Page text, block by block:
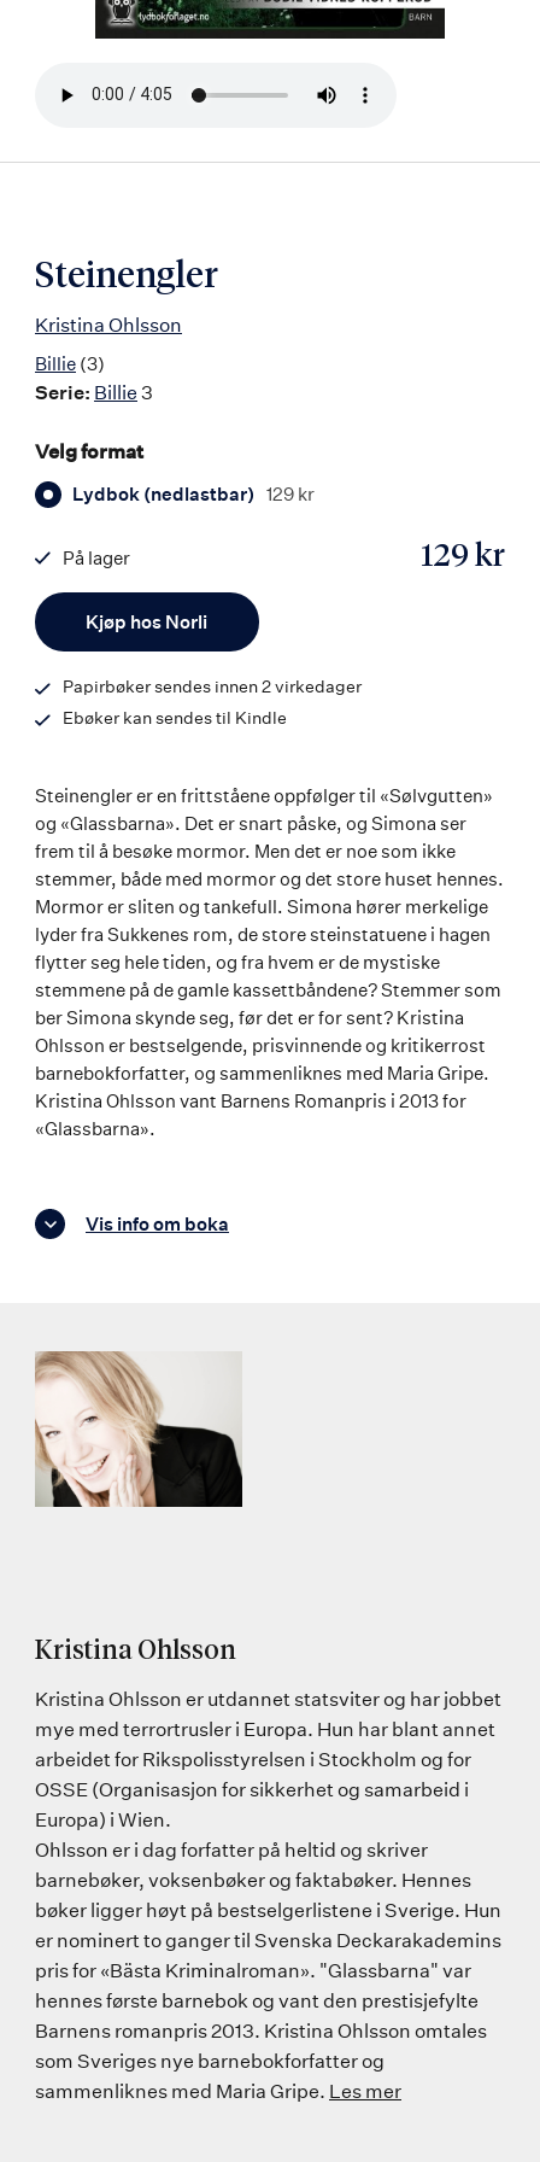
Steinengler
Kristina Ohlsson
Billie (3)
Serie: Billie 3
Velg format
Lydbok (nedlastbar) 129 kr
Kjøp hos Norli
129 kr
På lager
9788242163165
Papirbøker sendes innen 2 virkedager
Ebøker kan sendes til Kindle
Steinengler er en frittståene oppfølger til «Sølvgutten»
og «Glassbarna». Det er snart påske, og Simona ser
frem til å besøke mormor. Men det er noe som ikke
stemmer, både med mormor og det store huset hennes.
Mormor er sliten og tankefull. Simona hører merkelige
lyder fra Sukkenes rom, de store steinstatuene i hagen
flytter seg hele tiden, og fra hvem er de mystiske
stemmene på de gamle kassettbåndene? Stemmer som
ber Simona skynde seg, før det er for sent? Kristina
Ohlsson er bestselgende, prisvinnende og kritikerrost
barnebokforfatter, og sammenliknes med Maria Gripe.
Kristina Ohlsson vant Barnens Romanpris i 2013 for
«Glassbarna».
Vis info om boka
Kristina Ohlsson
Kristina Ohlsson er utdannet statsviter og har jobbet
mye med terrortrusler i Europa. Hun har blant annet
arbeidet for Rikspolisstyrelsen i Stockholm og for
OSSE (Organisasjon for sikkerhet og samarbeid i
Europa) i Wien.
Ohlsson er i dag forfatter på heltid og skriver
barnebøker, voksenbøker og faktabøker. Hennes
bøker ligger høyt på bestselgerlistene i Sverige. Hun
er nominert to ganger til Svenska Deckarakademins
pris for «Bästa Kriminalroman». "Glassbarna" var
hennes første barnebok og vant den prestisjefylte
Barnens romanpris 2013. Kristina Ohlsson omtales
som Sveriges nye barnebokforfatter og
sammenliknes med Maria Gripe. Les mer